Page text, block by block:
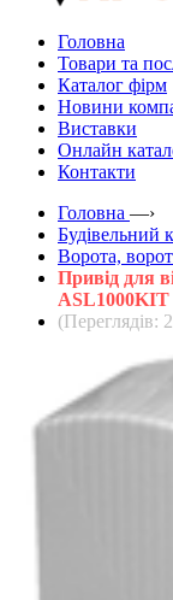
Головна
Товари та
Каталог фірм
Новини
Виставки
Онлайн
Контакти
Головна —›
Будівельний
Ворота,
Привід для
ASL1000KIT
(Переглядів: